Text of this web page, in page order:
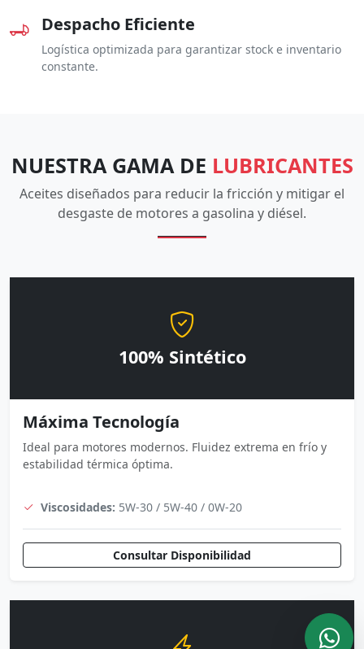
Despacho Eficiente
Logística optimizada para garantizar stock e inventario
constante.
NUESTRA GAMA DE LUBRICANTES
Aceites diseñados para reducir la fricción y mitigar el
desgaste de motores a gasolina y diésel.
100% Sintético
Máxima Tecnología
Ideal para motores modernos. Fluidez extrema en frío y
estabilidad térmica óptima.
Viscosidades: 5W-30 / 5W-40 / 0W-20
Consultar Disponibilidad